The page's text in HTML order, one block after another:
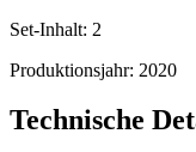
Set-Inhalt: 2
Produktionsjahr: 2020
Technische